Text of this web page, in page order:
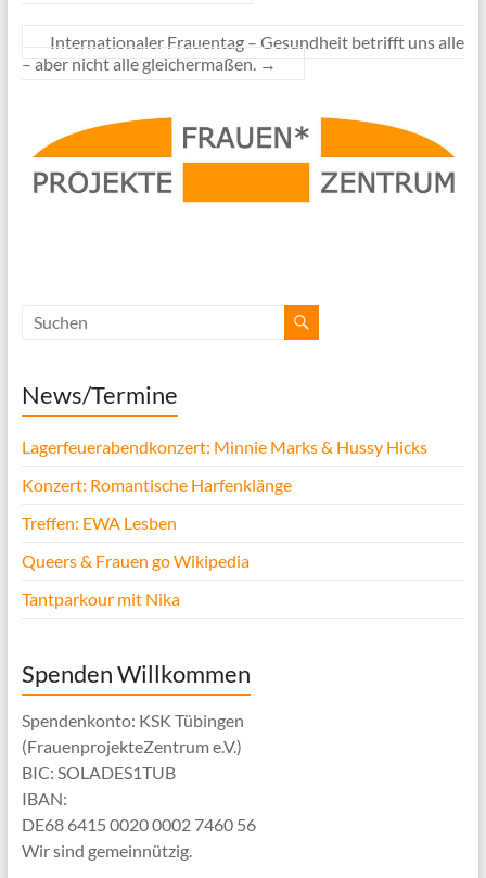
Internationaler Frauentag – Gesundheit betrifft uns alle
– aber nicht alle gleichermaßen. →
News/Termine
Lagerfeuerabendkonzert: Minnie Marks & Hussy Hicks
Konzert: Romantische Harfenklänge
Treffen: EWA Lesben
Queers & Frauen go Wikipedia
Tantparkour mit Nika
Spenden Willkommen
Spendenkonto: KSK Tübingen
(FrauenprojekteZentrum e.V.)
BIC: SOLADES1TUB
IBAN:
DE68 6415 0020 0002 7460 56
Wir sind gemeinnützig.